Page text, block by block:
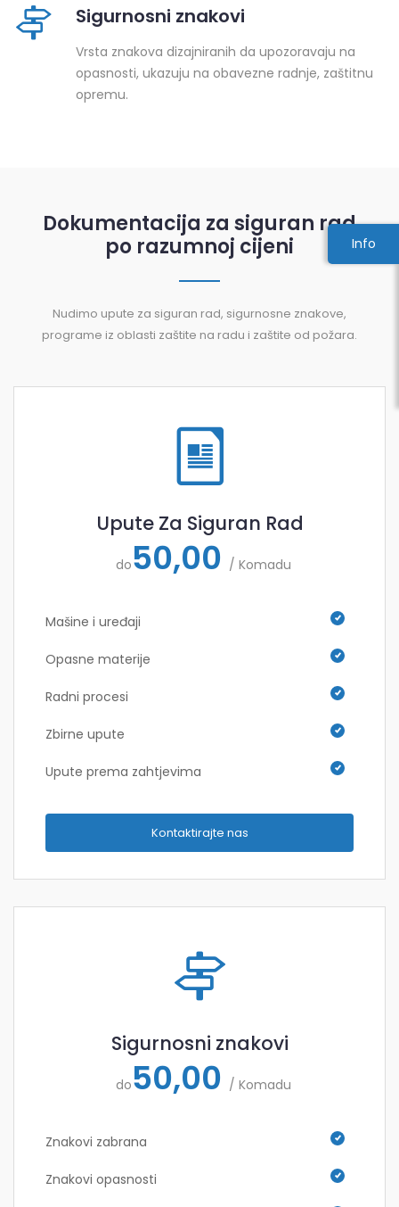
Info
Sigurnosni znakovi
Vrsta znakova dizajniranih da upozoravaju na
opasnosti, ukazuju na obavezne radnje, zaštitnu
opremu.
Dokumentacija za siguran rad
po razumnoj cijeni
Nudimo upute za siguran rad, sigurnosne znakove,
programe iz oblasti zaštite na radu i zaštite od požara.
Upute Za Siguran Rad
do50,00 / Komadu
Mašine i uređaji
Opasne materije
Radni procesi
Zbirne upute
Upute prema zahtjevima
Kontaktirajte nas
Sigurnosni znakovi
do50,00 / Komadu
Znakovi zabrana
Znakovi opasnosti